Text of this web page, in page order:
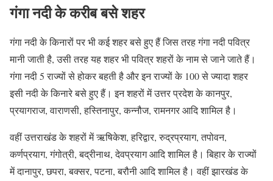
गंगा नदी के करीब बसे शहर
गंगा नदी के किनारों पर भी कई शहर बसे हुए हैं जिस तरह गंगा नदी पवित्र
मानी जाती है, उसी तरह यह शहर भी पवित्र शहरों के नाम से जाने जाते हैं।
गंगा नदी 5 राज्यों से होकर बहती है और इन राज्यों के 100 से ज्यादा शहर
इसी नदी के किनारे बसे हुए हैं। इन शहरों में उत्तर प्रदेश के कानपुर,
प्रयागराज, वाराणसी, हस्तिनापुर, कन्नौज, रामनगर आदि शामिल है।
वहीं उत्तराखंड के शहरों में ऋषिकेश, हरिद्वार, रुद्रप्रयाग, तपोवन,
कर्णप्रयाग, गंगोत्री, बद्रीनाथ, देवप्रयाग आदि शामिल है। बिहार के राज्यों
में दानापुर, छपरा, बक्सर, पटना, बरौनी आदि शामिल है। वहीं झारखंड के